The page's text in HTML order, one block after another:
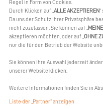
Regel in Form von Cookies.
Durch Klicken auf „ALLE AKZEPTIEREN
Da uns der Schutz Ihrer Privatsphäre
nicht zuzulassen. Sie können auf „
akzeptieren möchten, oder auf „OHNE
nur die für den Betrieb der Website
Sie können Ihre Auswahl jederzeit
unserer Website klicken.
Weitere Informationen finden Sie in
Liste der „Partner“ anzeigen